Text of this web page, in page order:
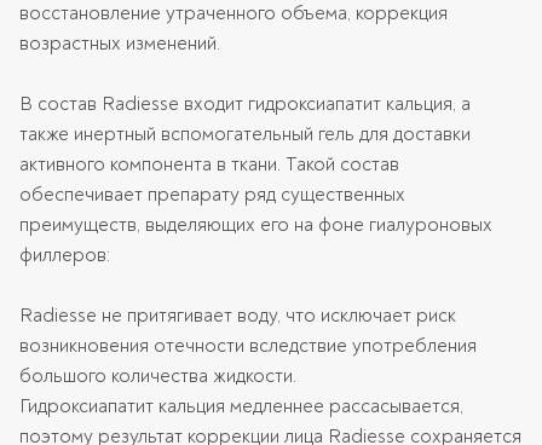
восстановление утраченного объема, коррекция
возрастных изменений.
В состав Radiesse входит гидроксиапатит кальция, а
также инертный вспомогательный гель для доставки
активного компонента в ткани. Такой состав
обеспечивает препарату ряд существенных
преимуществ, выделяющих его на фоне гиалуроновых
филлеров:
Radiesse не притягивает воду, что исключает риск
возникновения отечности вследствие употребления
большого количества жидкости.
Гидроксиапатит кальция медленнее рассасывается,
поэтому результат коррекции лица Radiesse сохраняется